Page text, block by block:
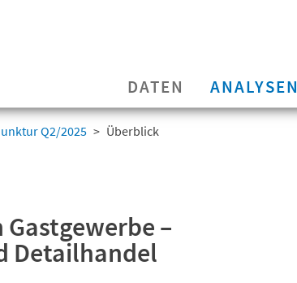
DATEN ANALYSEN
Q2/2025 Überblick
–
Detailhandel